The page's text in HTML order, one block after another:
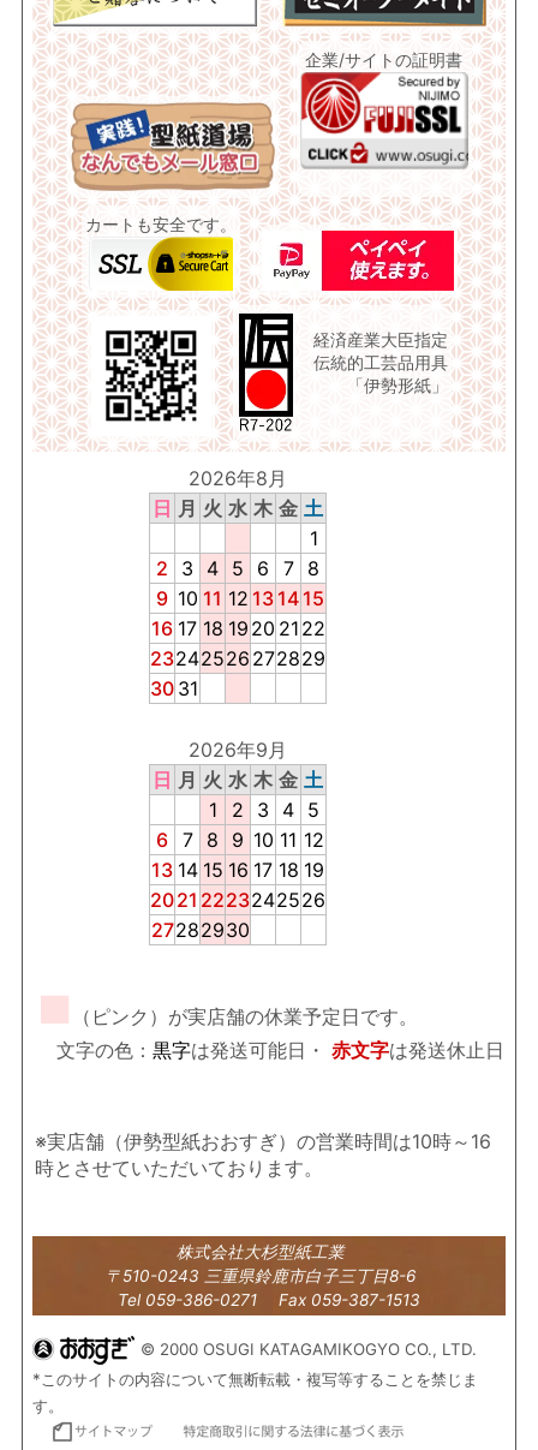
企業/サイトの証明書
カートも安全です。
経済産業大臣指定
伝統的工芸品用具
「伊勢形紙」
2026年8月
日 月 火 水 木 金 土
1
2
3 4 5 6 7
8
9 10 11 12 13 14 15
16 17 18 19 20 21 22
23242526 272829
30 31
2026年9月
日 月 火 水 木 金 土
1
2 3 4 5
6 7 8 9 10 11 12
13 14 15 16 17 18 19
2021 2223242526
27282930
■
（ピンク）が実店舗の休業予定日です。
文字の色： 黒字は発送可能日・ 赤文字は発送休止日
※実店舗（伊勢型紙おおすぎ）の営業時間は10時～16
時とさせていただいております。
株式会社大杉型紙工業
〒510-0243 三重県鈴鹿市白子三丁目8-6
Tel 059-386-0271 Fax 059-387-1513
© 2000 OSUGI KATAGAMIKOGYO CO., LTD.
*このサイトの内容について無断転載・複写等することを禁じま
す。